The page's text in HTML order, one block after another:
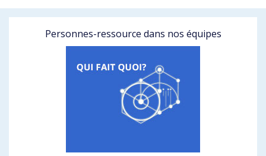
Personnes-ressource dans nos équipes